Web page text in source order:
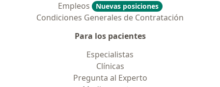
Empleos
Nuevas posiciones
Condiciones Generales de Contratación
Para los pacientes
Especialistas
Clínicas
Pregunta al Experto